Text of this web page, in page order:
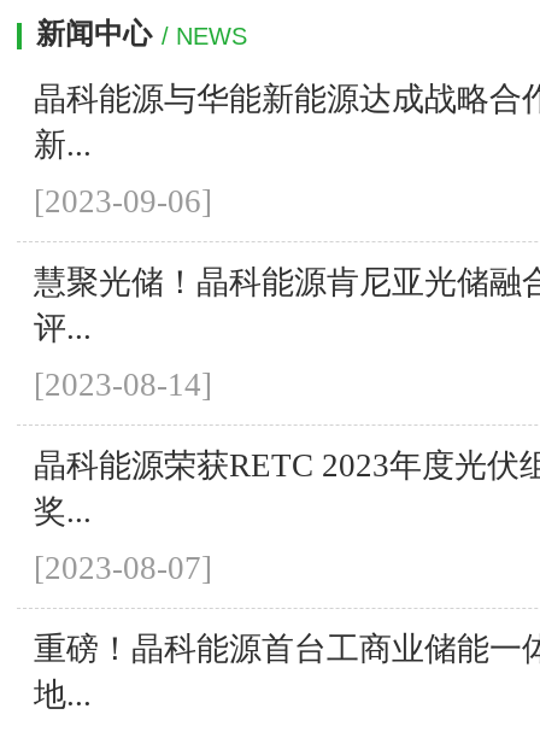
新闻中心 / NEWS
晶科能源与华能新能源达成战略合
新...
[2023-09-06]
慧聚光储！晶科能源肯尼亚光储融
评...
[2023-08-14]
晶科能源荣获RETC 2023年度光伏
奖...
[2023-08-07]
重磅！晶科能源首台工商业储能一
地...